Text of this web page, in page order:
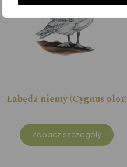
Łabędź niemy (Cygnus olor)
Zobacz szczegóły